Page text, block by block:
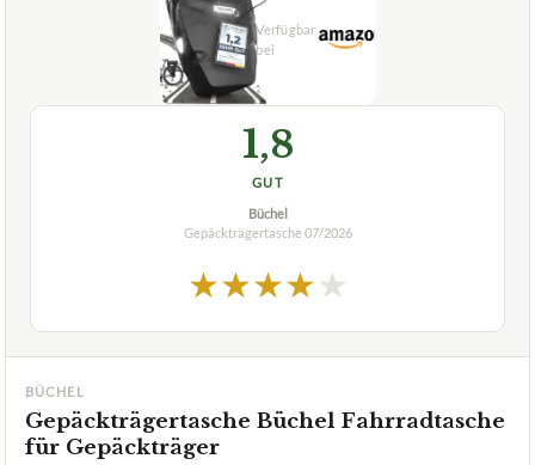
1,8
GUT
Büchel
Gepäckträgertasche 07/2026
★★★★★
BÜCHEL
Gepäckträgertasche Büchel Fahrradtasche
für Gepäckträger